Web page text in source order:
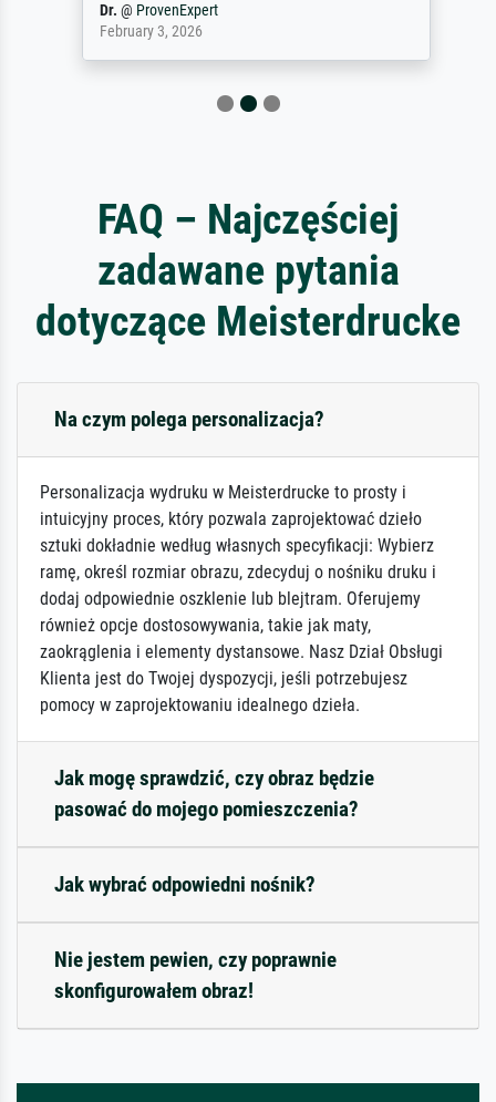
Dr.@ProvenExpert
February 3, 2026
FAQ – Najczęściej
zadawane pytania
dotyczące Meisterdrucke
Na czym polega personalizacja?
Personalizacja wydruku w Meisterdrucke to prosty i
intuicyjny proces, który pozwala zaprojektować dzieło
sztuki dokładnie według własnych specyfikacji: Wybierz
ramę, określ rozmiar obrazu, zdecyduj o nośniku druku i
dodaj odpowiednie oszklenie lub blejtram. Oferujemy
również opcje dostosowywania, takie jak maty,
zaokrąglenia i elementy dystansowe. Nasz Dział Obsługi
Klienta jest do Twojej dyspozycji, jeśli potrzebujesz
pomocy w zaprojektowaniu idealnego dzieła.
Jak mogę sprawdzić, czy obraz będzie
pasować do mojego pomieszczenia?
Jak wybrać odpowiedni nośnik?
Nie jestem pewien, czy poprawnie
skonfigurowałem obraz!